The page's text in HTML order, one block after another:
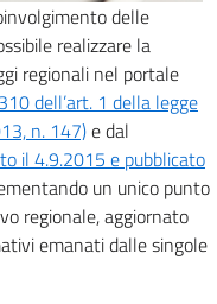
delle
realizzare la
regionali nel portale
dell’art. 1 della legge
n. 147)e dal
il 4.9.2015 e pubblicato
un unico punto
regionale, aggiornato
emanati dalle singole